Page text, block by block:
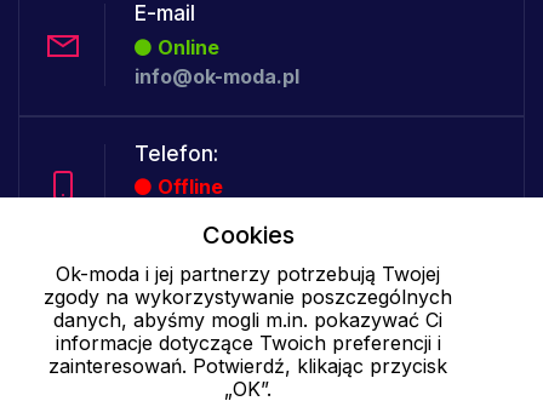
E-mail
Online
info@ok-moda.pl
Telefon:
Offline
Cookies - szczegółowe ustawienia| Więcej informacji |Polityka
prywatności
Cookies
Ok-moda i jej partnerzy potrzebują Twojej
zgody na wykorzystywanie poszczególnych
danych, abyśmy mogli m.in. pokazywać Ci
informacje dotyczące Twoich preferencji i
zainteresowań. Potwierdź, klikając przycisk
„OK”.